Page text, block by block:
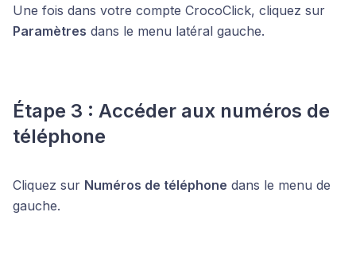
Une fois dans votre compte CrocoClick, cliquez sur
Paramètres dans le menu latéral gauche.
Étape 3 : Accéder aux numéros de
téléphone
Cliquez sur Numéros de téléphone dans le menu de
gauche.